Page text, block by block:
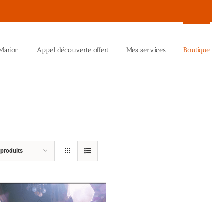
Appel découverte offert Mes services Boutique